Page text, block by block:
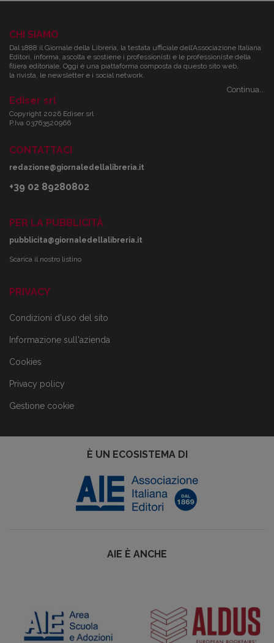
CHI SIAMO
Dal 1888 il Giornale della Libreria, la testata ufficiale dell’Associazione Italiana
Editori, informa, ascolta e sostiene i professionisti e le professioniste della
filiera editoriale. Oggi è una piattaforma composta da questo sito web,
la rivista, le newsletter e i social network.
Continua...
Ediser srl
Copyright 2026 Ediser srl
P.Iva 03763520966
CONTATTACI
redazione@giornaledellalibreria.it
+39 02 89280802
PER LA PUBBLICITÀ
pubblicita@giornaledellalibreria.it
Scarica il nostro listino
PRIVACY
Condizioni d'uso del sito
Informazione sull'azienda
Cookies
Privacy policy
Gestione cookie
È UN ECOSISTEMA DI
AIE È ANCHE